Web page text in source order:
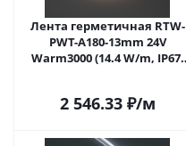
Лента герметичная RTW-
PWT-A180-13mm 24V
Warm3000 (14.4 W/m, IP67,
2 546.33₽/м